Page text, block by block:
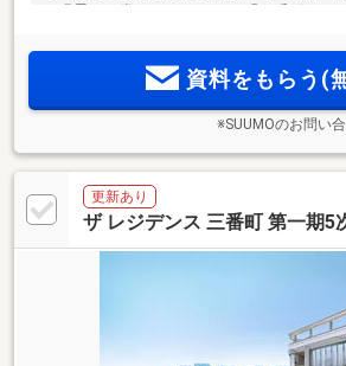
い緑景を日常とするアドレス「三番町」。
の利便性。
資料をもらう(
※SUUMOのお問い
更新あり
ザ レジデンス 三番町 第一期5